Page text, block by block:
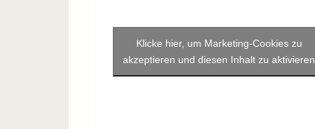
Klicke hier, um Marketing-Cookies zu
akzeptieren und diesen Inhalt zu aktivieren